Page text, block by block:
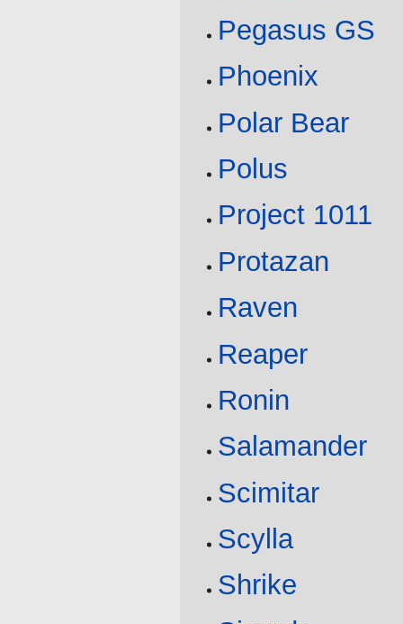
Pegasus GS
Phoenix
Polar Bear
Polus
Project 1011
Protazan
Raven
Reaper
Ronin
Salamander
Scimitar
Scylla
Shrike